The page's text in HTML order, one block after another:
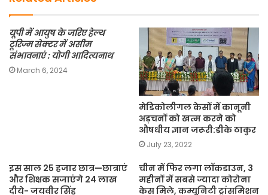
यूपी में आयुष के जरिए हेल्थ
टूरिज्म सेक्टर में असीम
संभावनाएं : योगी आदित्यनाथ
March 6, 2024
मेडिकोलीगल केसों में कानूनी
अड़चनों को खत्म करने को
औषधीय ज्ञान जरूरी:डीके ठाकुर
July 23, 2022
इस साल 25 हजार छात्र—छात्राएं
और शिक्षक सजाएंगे 24 लाख
दीये- जयवीर सिंह
चीन में फिर लगा लॉकडाउन, 3
महीनों में सबसे ज्यादा कोरोना
केस मिले, कम्यूनिटी ट्रांसमिशन